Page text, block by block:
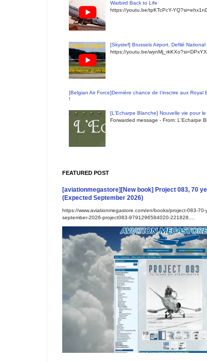
Warbird Back to Life
https://youtu.be/tpKTcPcY-
[Skystef] Brussels Airport, Defilé
https://youtu.be/
[Belgian Air Force]Dernière chance de t'inscrire aux Royal
!
[L'Echarpe Blanche] Nouvelle vie pour
Forwarded message - From: L'Echarpe
FEATURED POST
[aviationmegastore][New book] Project 083, 70
(Expected September 2026)
https://www.aviationmegastore.com/en/books/project-083-
september-2026-project083-9791296584020-221828....